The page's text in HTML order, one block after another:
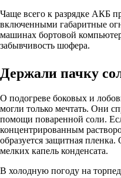
Чаще всего к разрядке АКБ
включенными габаритные
машинах бортовой
забывчивость шофера.
Держали пачку
О подогреве боковых и
могли только мечтать. Они
помощи поваренной соли.
концентрированным
образуется защитная
мелких капель конденсата.
В холодную погоду на